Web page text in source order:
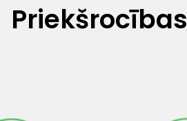
Priekšrocības